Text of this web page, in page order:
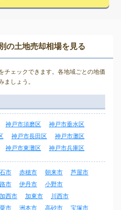
の土地売却相場を見る
チェックできます。各地域ごとの地価
ましょう。
神戸市須磨区
神戸市垂水区
神戸市長田区
神戸市灘区
神戸市東灘区 神戸市兵庫区
市 赤穂市 朝来市
芦屋市
市 伊丹市
小野市
加西市 加東市
川西市
市 洲本市 高砂市
宝塚市